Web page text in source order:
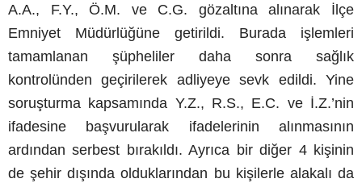
A.A., F.Y., Ö.M. ve C.G. gözaltına alınarak İlçe
Emniyet Müdürlüğüne getirildi. Burada işlemleri
tamamlanan şüpheliler daha sonra sağlık
kontrolünden geçirilerek adliyeye sevk edildi. Yine
soruşturma kapsamında Y.Z., R.S., E.C. ve İ.Z.’nin
ifadesine başvurularak ifadelerinin alınmasının
ardından serbest bırakıldı. Ayrıca bir diğer 4 kişinin
de şehir dışında olduklarından bu kişilerle alakalı da